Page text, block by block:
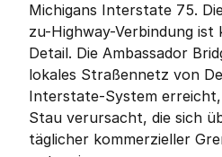
Michigans Interstate 75.
zu-Highway-Verbindung ist
Detail. Die Ambassador
lokales Straßennetz von
Interstate-System
Stau verursacht, die sich
täglicher kommerzieller